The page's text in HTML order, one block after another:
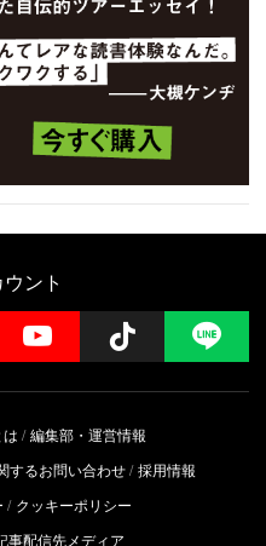
ント
YouTube Follow
編集部・運営情報
するお問い合わせ 採用情報
クッキーポリシー
事配信先メディア